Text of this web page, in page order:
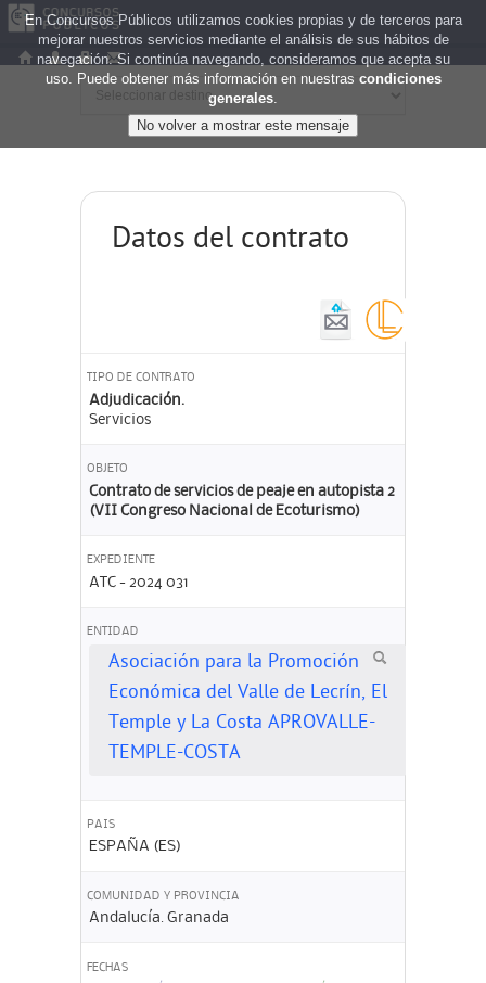
Datos del contrato
TIPO DE CONTRATO
Adjudicación.
Servicios
OBJETO
Contrato de servicios de peaje en autopista 2
(VII Congreso Nacional de Ecoturismo)
EXPEDIENTE
ATC - 2024 031
ENTIDAD
Asociación para la Promoción
Económica del Valle de Lecrín, El
Temple y La Costa APROVALLE-
TEMPLE-COSTA
PAIS
ESPAÑA (ES)
COMUNIDAD Y PROVINCIA
Andalucía. Granada
FECHAS
En Concursos Públicos utilizamos cookies propias y de terceros para
mejorar nuestros servicios mediante el análisis de sus hábitos de
navegación. Si continúa navegando, consideramos que acepta su
uso. Puede obtener más información en nuestras condiciones
generales.